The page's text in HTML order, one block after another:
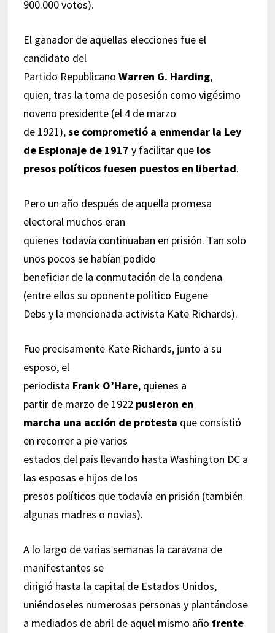
900.000 votos).
El ganador de aquellas elecciones fue el
candidato del
Partido Republicano Warren G. Harding,
quien, tras la toma de posesión como vigésimo
noveno presidente (el 4 de marzo
de 1921),se comprometió a enmendar la Ley
de Espionaje de 1917 y facilitar que los
presos políticos fuesen puestos en libertad.
Pero un año después de aquella promesa
electoral muchos eran
quienes todavía continuaban en prisión. Tan solo
unos pocos se habían podido
beneficiar de la conmutación de la condena
(entre ellos su oponente político Eugene
Debs y la mencionada activista Kate Richards).
Fue precisamente Kate Richards, junto a su
esposo, el
periodista Frank O’Hare, quienes a
partir de marzo de 1922 pusieron en
marcha una acción de protesta que consistió
en recorrer a pie varios
estados del país llevando hasta Washington DC a
las esposas e hijos de los
presos políticos que todavía en prisión (también
algunas madres o novias).
A lo largo de varias semanas la caravana de
manifestantes se
dirigió hasta la capital de Estados Unidos,
uniéndoseles numerosas personas y plantándose
a mediados de abril de aquel mismo año frente